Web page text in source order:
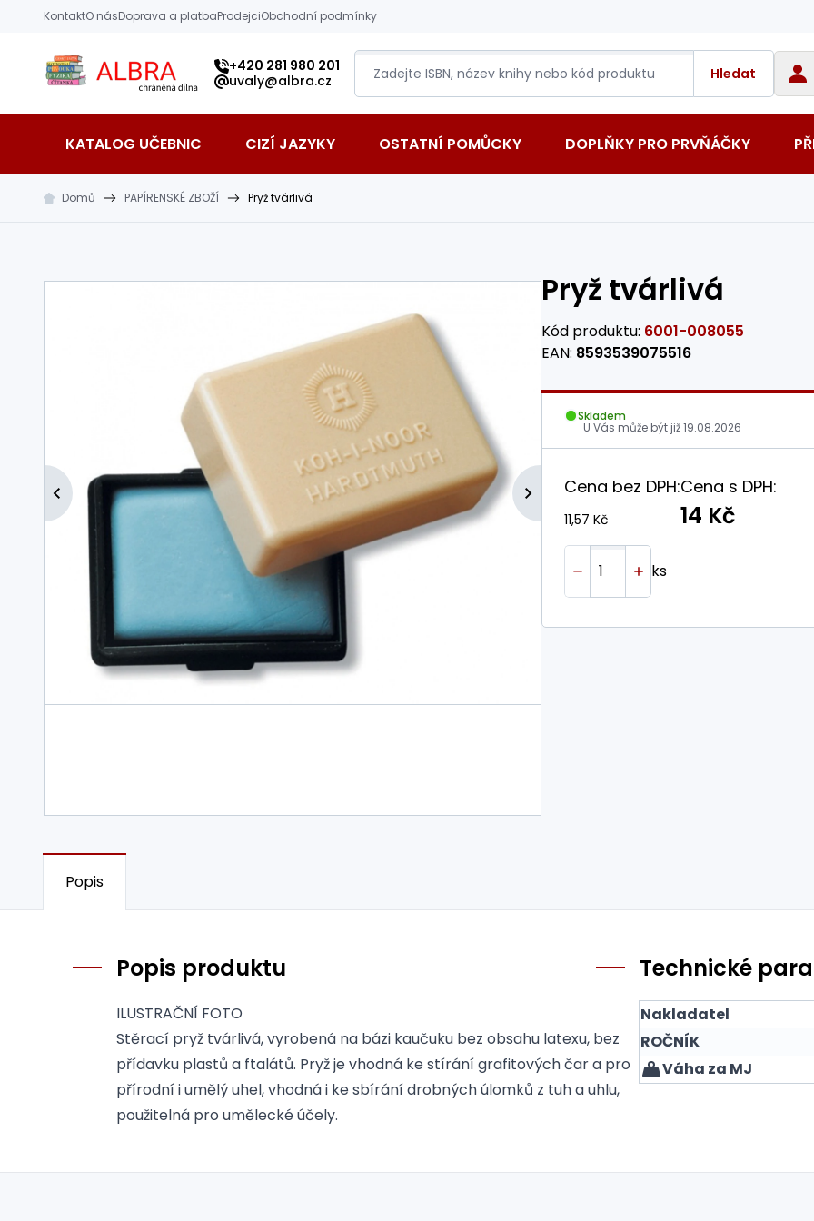
Přeskočit na hlavní obsah
KontaktO násDoprava a platbaProdejciObchodní podmínky
Albra s.r.o.
+420 281 980 201
uvaly@albra.cz
Hledat
KATALOG UČEBNIC CIZÍ JAZYKY OSTATNÍ POMŮCKY DOPLŇKY PRO PRVŇÁČKY
Domů PAPÍRENSKÉ ZBOŽÍ Pryž tvárlivá
Pryž tvárlivá
Kód produktu: 6001-008055
EAN: 8593539075516
Skladem
U Vás může být již19.08.2026
Cena bez DPH:
11,57 Kč
Cena s DPH:
14 Kč
ks
Popis
Popis produktu
ILUSTRAČNÍ FOTO
Stěrací pryž tvárlivá, vyrobená na bázi kaučuku bez obsahu latexu, bez
přídavku plastů a ftalátů. Pryž je vhodná ke stírání grafitových čar a pro
přírodní i umělý uhel, vhodná i ke sbírání drobných úlomků z tuh a uhlu,
použitelná pro umělecké účely.
Technické
Nakladatel
ROČNÍK
Váha za MJ